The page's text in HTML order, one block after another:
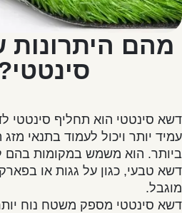
מהם
דשא סינטטי הוא תחליף סינטטי
עמיד יותר ויכול לעמוד בתנאי
ביותר. הוא משמש במקומות בהם
דשא טבעי, כגון על גגות או
מוגבל.
דשא סינטטי מספק משטח נוח